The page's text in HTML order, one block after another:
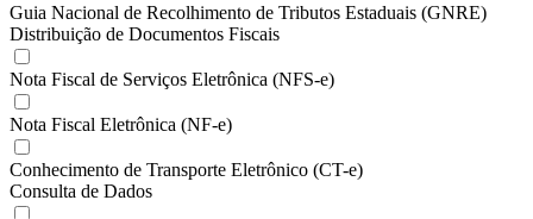
Guia Nacional de Recolhimento de Tributos Estaduais (GNRE)
Distribuição de Documentos Fiscais
Nota Fiscal de Serviços Eletrônica (NFS-e)
Nota Fiscal Eletrônica (NF-e)
Conhecimento de Transporte Eletrônico (CT-e)
Consulta de Dados